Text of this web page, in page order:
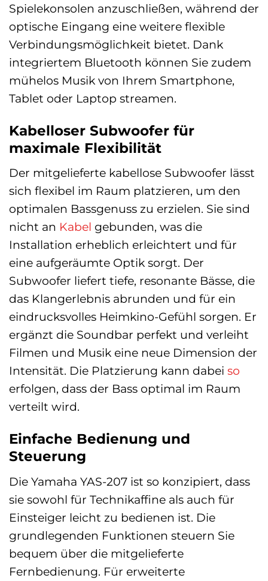
Spielekonsolen anzuschließen, während der
optische Eingang eine weitere flexible
Verbindungsmöglichkeit bietet. Dank
integriertem Bluetooth können Sie zudem
mühelos Musik von Ihrem Smartphone,
Tablet oder Laptop streamen.
Kabelloser Subwoofer für
maximale Flexibilität
Der mitgelieferte kabellose Subwoofer lässt
sich flexibel im Raum platzieren, um den
optimalen Bassgenuss zu erzielen. Sie sind
nicht an Kabel gebunden, was die
Installation erheblich erleichtert und für
eine aufgeräumte Optik sorgt. Der
Subwoofer liefert tiefe, resonante Bässe, die
das Klangerlebnis abrunden und für ein
eindrucksvolles Heimkino-Gefühl sorgen. Er
ergänzt die Soundbar perfekt und verleiht
Filmen und Musik eine neue Dimension der
Intensität. Die Platzierung kann dabei so
erfolgen, dass der Bass optimal im Raum
verteilt wird.
Einfache Bedienung und
Steuerung
Die Yamaha YAS-207 ist so konzipiert, dass
sie sowohl für Technikaffine als auch für
Einsteiger leicht zu bedienen ist. Die
grundlegenden Funktionen steuern Sie
bequem über die mitgelieferte
Fernbedienung. Für erweiterte